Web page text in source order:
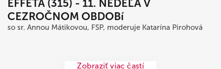
12.06.2026
EFFETA
CEZROČNOM OBDOBí